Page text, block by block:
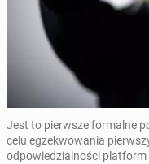
Jest to pierwsze formalne
celu egzekwowania
odpowiedzialności